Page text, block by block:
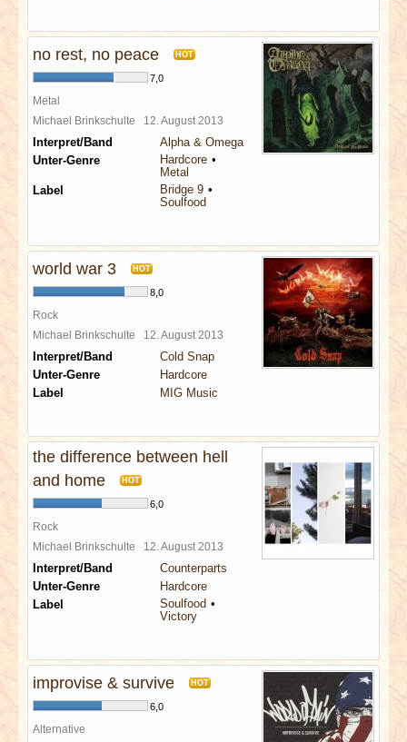
no rest, no peace HOT
7,0
Metal
Michael Brinkschulte 12. August 2013
Interpret/Band
Alpha & Omega
Unter-Genre
Hardcore
Metal
Label
Bridge 9
Soulfood
world war 3 HOT
8,0
Rock
Michael Brinkschulte 12. August 2013
Interpret/Band
Cold Snap
Unter-Genre
Hardcore
Label
MIG Music
the difference between hell
and home
HOT
6,0
Rock
Michael Brinkschulte 12. August 2013
Interpret/Band
Counterparts
Unter-Genre
Hardcore
Label
Soulfood
Victory
improvise & survive HOT
6,0
Alternative